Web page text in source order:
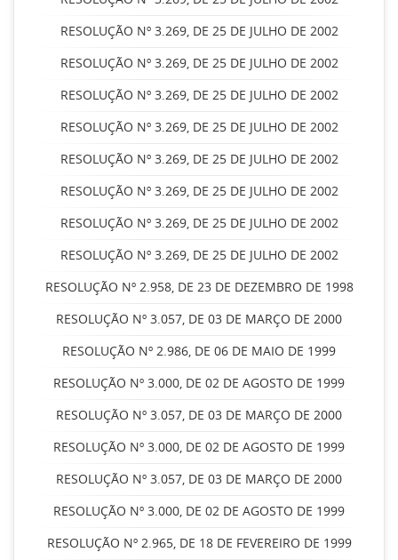
RESOLUÇÃO Nº 3.269, DE 25 DE JULHO DE 2002
RESOLUÇÃO Nº 3.269, DE 25 DE JULHO DE 2002
RESOLUÇÃO Nº 3.269, DE 25 DE JULHO DE 2002
RESOLUÇÃO Nº 3.269, DE 25 DE JULHO DE 2002
RESOLUÇÃO Nº 3.269, DE 25 DE JULHO DE 2002
RESOLUÇÃO Nº 3.269, DE 25 DE JULHO DE 2002
RESOLUÇÃO Nº 3.269, DE 25 DE JULHO DE 2002
RESOLUÇÃO Nº 3.269, DE 25 DE JULHO DE 2002
RESOLUÇÃO Nº 2.958, DE 23 DE DEZEMBRO DE 1998
RESOLUÇÃO Nº 3.057, DE 03 DE MARÇO DE 2000
RESOLUÇÃO Nº 2.986, DE 06 DE MAIO DE 1999
RESOLUÇÃO Nº 3.000, DE 02 DE AGOSTO DE 1999
RESOLUÇÃO Nº 3.057, DE 03 DE MARÇO DE 2000
RESOLUÇÃO Nº 3.000, DE 02 DE AGOSTO DE 1999
RESOLUÇÃO Nº 3.057, DE 03 DE MARÇO DE 2000
RESOLUÇÃO Nº 3.000, DE 02 DE AGOSTO DE 1999
RESOLUÇÃO Nº 2.965, DE 18 DE FEVEREIRO DE 1999